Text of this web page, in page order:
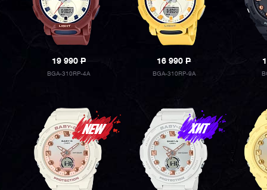
19 990P
BGA-310RP-4A
16 990P
BGA-310RP-9A